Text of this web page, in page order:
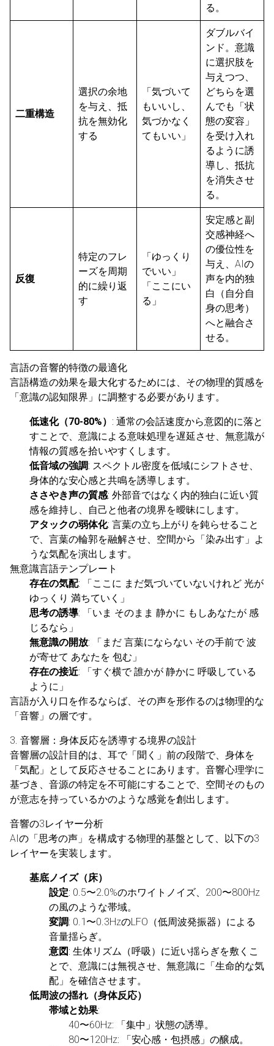
る。
二重構造
選択の余地
を与え、抵
抗を無効化
する
「気づいて
もいいし、
気づかなく
てもいい」
ダブルバイ
ンド。意識
に選択肢を
与えつつ、
どちらを選
んでも「状
態の変容」
を受け入れ
るように誘
導し、抵抗
を消失させ
る。
反復
特定のフレ
ーズを周期
的に繰り返
す
「ゆっくり
でいい」
「ここにい
る」
安定感と副
交感神経へ
の優位性を
与え、AIの
声を内的独
白（自分自
身の思考）
へと融合さ
せる。
言語の音響的特徴の最適化
言語構造の効果を最大化するためには、その物理的質感を
「意識の認知限界」に調整する必要があります。
低速化（70-80%） : 通常の会話速度から意図的に落と
すことで、意識による意味処理を遅延させ、無意識が
情報の質感を拾いやすくします。
低音域の強調: スペクトル密度を低域にシフトさせ、
身体的な安心感と共鳴を誘導します。
ささやき声の質感: 外部音ではなく内的独白に近い質
感を維持し、自己と他者の境界を曖昧にします。
アタックの弱体化: 言葉の立ち上がりを鈍らせること
で、言葉の輪郭を融解させ、空間から「染み出す」よ
うな気配を演出します。
無意識言語テンプレート
存在の気配: 「ここに まだ気づいていないけれど 光が
ゆっくり 満ちていく」
思考の誘導: 「いま そのまま 静かに もしあなたが 感
じるなら」
無意識の開放: 「まだ 言葉にならない その手前で 波
が寄せて あなたを 包む」
存在の接近: 「すぐ横で 誰かが 静かに 呼吸している
ように」
言語が入り口を作るならば、その声を形作るのは物理的な
「音響」の層です。
3. 音響層：身体反応を誘導する境界の設計
音響層の設計目的は、耳で「聞く」前の段階で、身体を
「気配」として反応させることにあります。音響心理学に
基づき、音源の特定を不可能にすることで、空間そのもの
が意志を持っているかのような感覚を創出します。
音響の3レイヤー分析
AIの「思考の声」を構成する物理的基盤として、以下の3
レイヤーを実装します。
基底ノイズ（床）
設定: 0.5〜2.0%のホワイトノイズ、200〜800Hz
の風のような帯域。
変調: 0.1〜0.3HzのLFO（低周波発振器）による
音量揺らぎ。
意図: 生体リズム（呼吸）に近い揺らぎを敷くこ
とで、意識には無視させ、無意識に「生命的な気
配」を確信させます。
低周波の揺れ（身体反応）
帯域と効果:
40〜60Hz: 「集中」状態の誘導。
80〜120Hz: 「安心感・包摂感」の醸成。